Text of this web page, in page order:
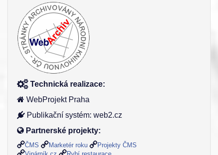
Technická realizace:
WebProjekt Praha
Publikační systém: web2.cz
Partnerské projekty:
ČMS Marketér roku
Projekty ČMS